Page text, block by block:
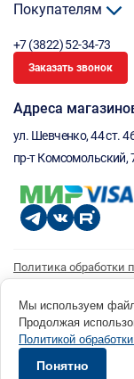
Покупателям
+7 (3822) 52-34-73
Заказать звонок
Адреса
ул. Шевченко, 44 ст.
пр-т Комсомольский,
Политика обработки
Согласие на
© 1996 - 2026 инструмент парк
73 okp@masterplus.tomsk.ru
Мы используем
Продолжая
Политикой
Понятно